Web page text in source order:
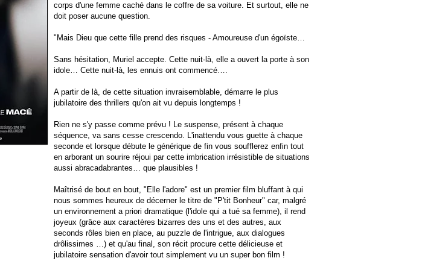
corps d'une femme caché dans le coffre de sa voiture. Et surtout, elle ne
doit poser aucune question.
"Mais Dieu que cette fille prend des risques - Amoureuse d'un égoïste…
Sans hésitation, Muriel accepte. Cette nuit-là, elle a ouvert la porte à son
idole… Cette nuit-là, les ennuis ont commencé….
A partir de là, de cette situation invraisemblable, démarre le plus
jubilatoire des thrillers qu'on ait vu depuis longtemps !
Rien ne s'y passe comme prévu ! Le suspense, présent à chaque
séquence, va sans cesse crescendo. L'inattendu vous guette à chaque
seconde et lorsque débute le générique de fin vous soufflerez enfin tout
en arborant un sourire réjoui par cette imbrication irrésistible de situations
aussi abracadabrantes… que plausibles !
Maîtrisé de bout en bout, "Elle l'adore" est un premier film bluffant à qui
nous sommes heureux de décerner le titre de "P'tit Bonheur" car, malgré
un environnement a priori dramatique (l'idole qui a tué sa femme), il rend
joyeux (grâce aux caractères bizarres des uns et des autres, aux
seconds rôles bien en place, au puzzle de l'intrigue, aux dialogues
drôlissimes …) et qu'au final, son récit procure cette délicieuse et
jubilatoire sensation d'avoir tout simplement vu un super bon film !